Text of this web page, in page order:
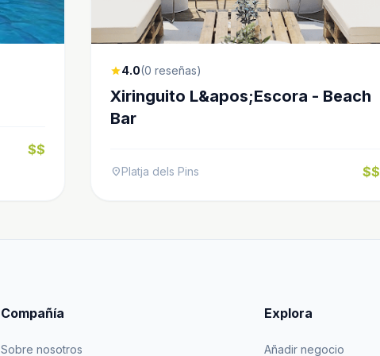
$$
star4.0(0 reseñas)
Xiringuito L&apos;Escora - Beach
Bar
location_onPlatja dels Pins $$
Compañía
Sobre nosotros
Explora
Añadir negocio